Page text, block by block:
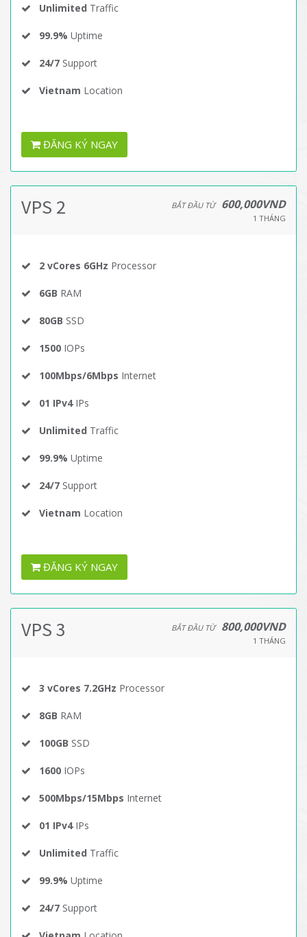
Unlimited Traffic
99.9% Uptime
24/7 Support
Vietnam Location
ĐĂNG KÝ NGAY
VPS 2 BẮT ĐẦU TỪ 600,000VND
1 THÁNG
2 vCores 6GHz Processor
6GB RAM
80GB SSD
1500 IOPs
100Mbps/6Mbps Internet
01 IPv4IPs
Unlimited Traffic
99.9% Uptime
24/7 Support
Vietnam Location
ĐĂNG KÝ NGAY
VPS 3 BẮT ĐẦU TỪ 800,000VND
1 THÁNG
3 vCores 7.2GHz Processor
8GB RAM
100GB SSD
1600 IOPs
500Mbps/15Mbps Internet
01 IPv4IPs
Unlimited Traffic
99.9% Uptime
24/7 Support